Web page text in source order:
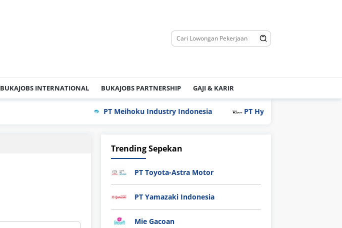
BUKAJOBS INTERNATIONAL BUKAJOBS PARTNERSHIP GAJI & KARIR
PT Meihoku Industry Indonesia PT Hyundai Glovis Indonesia
Trending Sepekan
PT Toyota-Astra Motor
PT Yamazaki Indonesia
Mie Gacoan